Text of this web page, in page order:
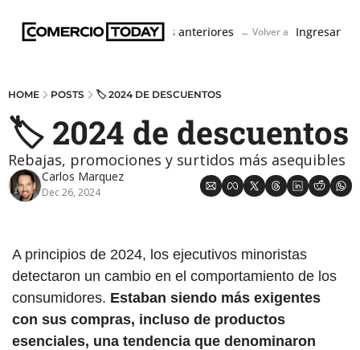
Boletín Ediciones anteriores ← Volver a Ingresar
HOME POSTS 🏷️ 2024 DE DESCUENTOS
🏷️ 2024 de descuentos
Rebajas, promociones y surtidos más asequibles
Carlos Marquez
Dec 26, 2024
A principios de 2024, los ejecutivos minoristas
detectaron un cambio en el comportamiento de los
consumidores. Estaban siendo más exigentes
con sus compras, incluso de productos
esenciales, una tendencia que denominaron